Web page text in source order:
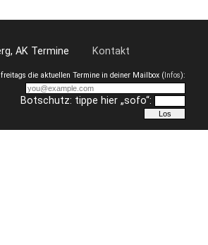
AK Termine Kontakt
die aktuellen Termine in deiner Mailbox (Infos):
Botschutz: tippe hier „sofo“: